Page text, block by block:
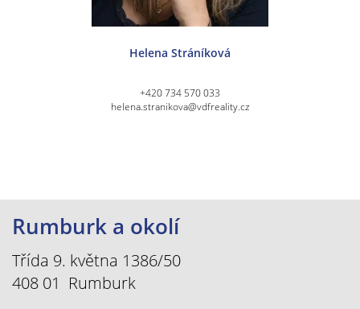
Helena Stráníková
+420 734 570 033
helena.stranikova@vdfreality.cz
Rumburk a okolí
Třída 9. května 1386/50
408 01 Rumburk